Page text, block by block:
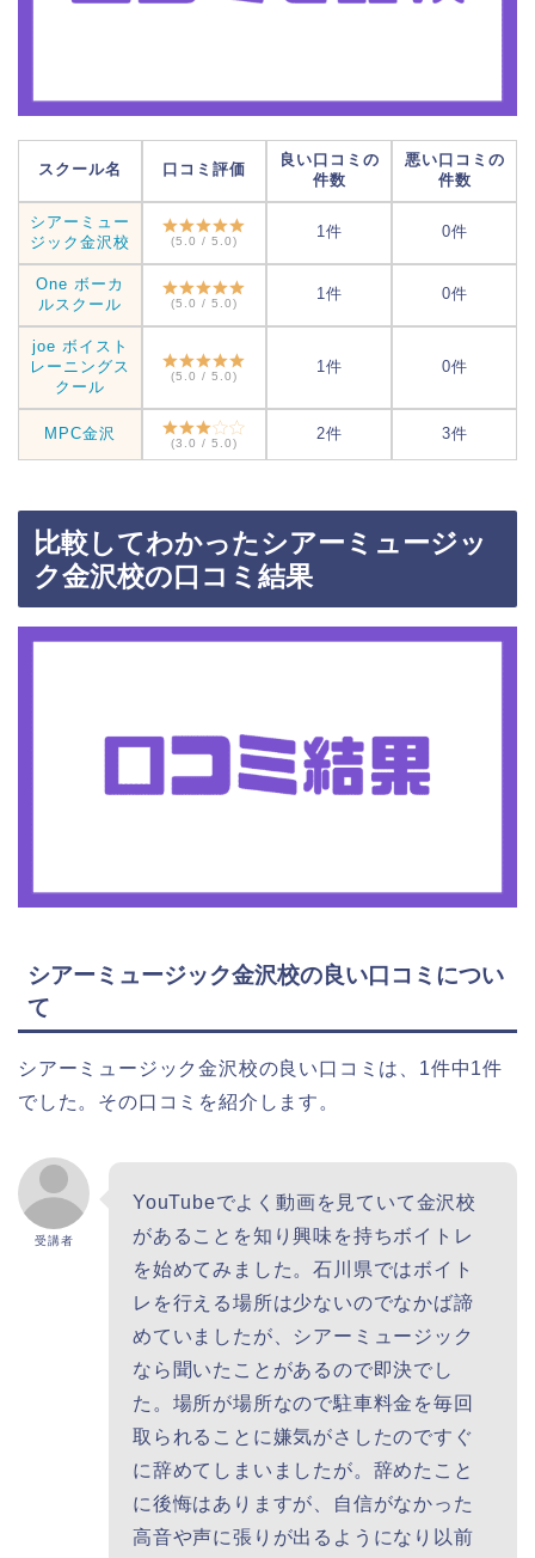
スクール名 口コミ評価
良い口コミの
件数
悪い口コミの
件数
シアーミュー
ジック金沢校
(5.0 / 5.0)
1件 0件
One ボーカ
ルスクール
(5.0 / 5.0)
1件 0件
joe ボイスト
レーニングス
クール
(5.0 / 5.0)
1件 0件
MPC金沢
(3.0 / 5.0)
2件 3件
比較してわかったシアーミュージッ
ク金沢校の口コミ結果
シアーミュージック金沢校の良い口コミについ
て
シアーミュージック金沢校の良い口コミは、1件中1件
でした。その口コミを紹介します。
受講者
YouTubeでよく動画を見ていて金沢校
があることを知り興味を持ちボイトレ
を始めてみました。石川県ではボイト
レを行える場所は少ないのでなかば諦
めていましたが、シアーミュージック
なら聞いたことがあるので即決でし
た。場所が場所なので駐車料金を毎回
取られることに嫌気がさしたのですぐ
に辞めてしまいましたが。辞めたこと
に後悔はありますが、自信がなかった
高音や声に張りが出るようになり以前